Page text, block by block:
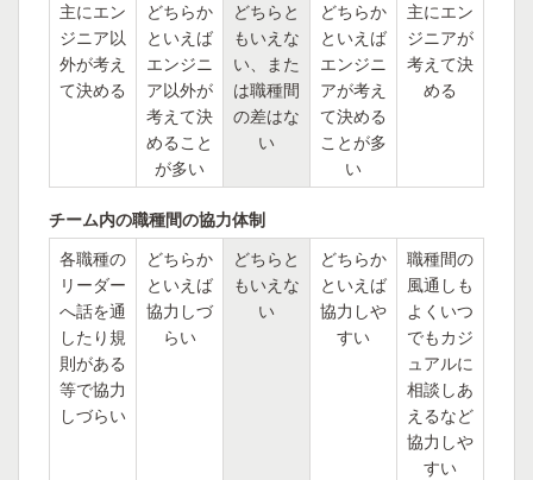
主にエン
ジニア以
外が考え
て決める
どちらか
といえば
エンジニ
ア以外が
考えて決
めること
が多い
どちらと
もいえな
い、また
は職種間
の差はな
い
どちらか
といえば
エンジニ
アが考え
て決める
ことが多
い
主にエン
ジニアが
考えて決
める
チーム内の職種間の協力体制
各職種の
リーダー
へ話を通
したり規
則がある
等で協力
しづらい
どちらか
といえば
協力しづ
らい
どちらと
もいえな
い
どちらか
といえば
協力しや
すい
職種間の
風通しも
よくいつ
でもカジ
ュアルに
相談しあ
えるなど
協力しや
すい